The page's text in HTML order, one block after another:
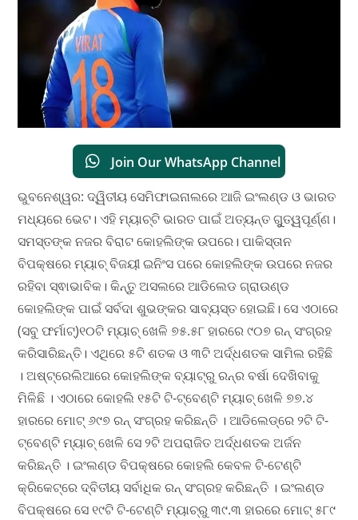
Join Our WhatsApp Channel
ଭୁବନେଶ୍ୱର: ଦ୍ୱିତୀୟ ସେମିଫାଇନାଲରେ ଆଜି ଇଂଲଣ୍ଡ ଓ ଭାରତ
ମଧ୍ୟରେ ଭେଟ। ଏହି ମ୍ୟାଚ୍‌ଟି ଭାରତ ପାଇଁ ଅତ୍ୟନ୍ତ ଗୁୁତ୍ୱପୂର୍ଣ୍ଣ।
ସମସ୍ତଙ୍କ ନଜର ବିରାଟ କୋହଲିଙ୍କ ଉପରେ। ପାକିସ୍ତାନ
ବିପକ୍ଷରେ ମ୍ୟାଚ୍ ବିଜୟୀ ଇନିଂସ ପରେ କୋହଲିଙ୍କ ଉପରେ ନଜର
ରହିବା ସ୍ଵାଭାବିକ। କିନ୍ତୁ ଅସଲରେ ଆଡିଲେଡ ଗ୍ରାଉଣ୍ଡ
କୋହଲିଙ୍କ ପାଇଁ ସର୍ବଦା ଶୁଭଙ୍କର ସାବ୍ୟସ୍ତ ହୋଇଛି। ସେ ଏଠାରେ
(ସବୁ ଫର୍ମାଟ୍)୧୦ଟି ମ୍ୟାଚ୍ ଖେଳି ୭୫.୫୮ ହାରରେ ୯୦୭ ରନ୍ ସଂଗ୍ରହ
କରିସାରିଛନ୍ତି। ଏଥିରେ ୫ଟି ଶତକ ଓ ୩ଟି ଅର୍ଦ୍ଧଶତକ ସାମିଲ ରହିଛି
। ଅଷ୍ଟ୍ରେଲିଆରେ କୋହଲିଙ୍କ ବ୍ୟାଟ୍‌ରୁ ରନ୍‌ର ବର୍ଷା ଦେଖିବାକୁ
ମିଳିଛି । ଏଠାରେ କୋହଲି ୧୫ଟି ଟି-ଟ୍ବେଣ୍ଟି ମ୍ୟାଚ୍ ଖେଳି ୭୭.୪
ହାରରେ ମୋଟ୍ ୬୯୭ ରନ୍ ସଂଗ୍ରହ କରିଛନ୍ତି । ଆଡିଲେଡ୍‌ରେ ୨ଟି ଟି-
ଟ୍ବେଣ୍ଟି ମ୍ୟାଚ୍‌ ଖେଳି ସେ ୨ଟି ଅପରାଜିତ ଅର୍ଦ୍ଧଶତକ ଅର୍ଜନ‌
କରିଛନ୍ତି । ଇଂଲଣ୍ଡ ବିପକ୍ଷରେ କୋହଲି କେବଳ ଟି-ଟେଣ୍ଟି
କ୍ରିକେଟ୍‌ରେ ଦ୍ବିତୀୟ ସର୍ବାଧିକ ରନ୍ ସଂଗ୍ରହ କରିଛନ୍ତି । ଇଂଲଣ୍ଡ
ବିପକ୍ଷରେ ସେ ୧୯ଟି ଟି-ଟେଣ୍ଟି ମ୍ୟାଚ୍‌ରୁ ୩୯.୩ ହାରରେ ମୋଟ୍ ୫୮୯